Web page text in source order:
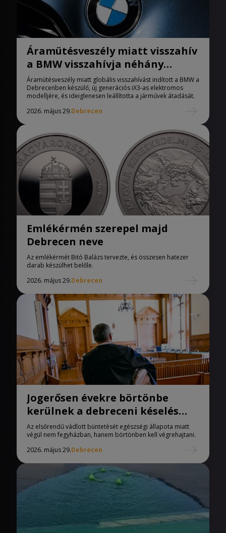
Áramütésveszély miatt visszahív
a BMW visszahívja néhány
Debrecenben készült modelljét
Áramütésveszély miatt globális visszahívást indított a BMW a
Debrecenben készülő, új generációs iX3-as elektromos
modelljére, és ideiglenesen leállította a járművek átadását.
2026. május 29.Debrecen
Emlékérmén szerepel majd
Debrecen neve
Az emlékérmét Bitó Balázs tervezte, és összesen hatezer
darab készülhet belőle.
2026. május 29.Debrecen
Jogerősen évekre börtönbe
kerülnek a debreceni késelés
vádlottjai
Az elsőrendű vádlott büntetését egészségi állapota miatt
végül nem fegyházban, hanem börtönben kell végrehajtani.
2026. május 29.Debrecen